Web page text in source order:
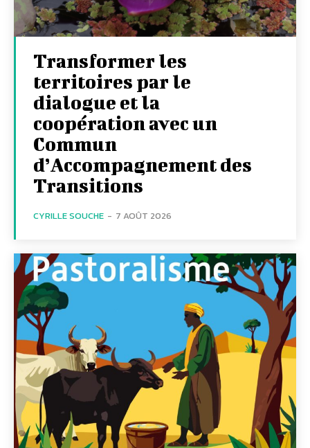
Transformer les
territoires par le
dialogue et la
coopération avec un
Commun
d’Accompagnement des
Transitions
CYRILLE SOUCHE - 7 AOÛT 2026